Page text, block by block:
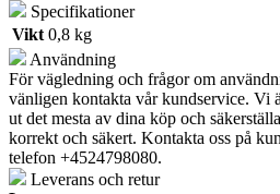
Specifikationer
Vikt 0,8 kg
Användning
För vägledning och frågor om
vänligen kontakta vår kundservice. Vi
ut det mesta av dina köp och
korrekt och säkert. Kontakta oss på
telefon +4524798080.
Leverans och retur